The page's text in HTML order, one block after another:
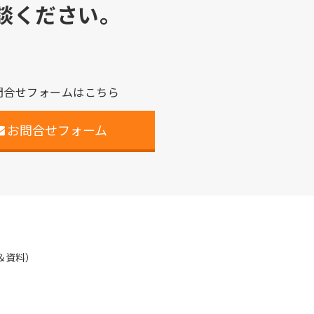
ださい。
合せフォームはこちら
お問合せフォーム
料）